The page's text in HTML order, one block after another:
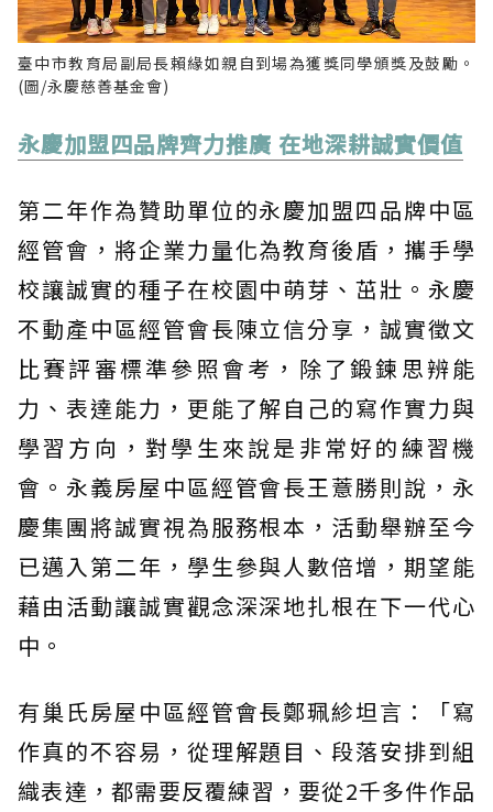
臺中市教育局副局長賴緣如親自到場為獲獎同學頒獎及鼓勵。
(圖/永慶慈善基金會)
永慶加盟四品牌齊力推廣 在地深耕誠實價值
第二年作為贊助單位的永慶加盟四品牌中區
經管會，將企業力量化為教育後盾，攜手學
校讓誠實的種子在校園中萌芽、茁壯。永慶
不動產中區經管會長陳立信分享，誠實徵文
比賽評審標準參照會考，除了鍛鍊思辨能
力、表達能力，更能了解自己的寫作實力與
學習方向，對學生來說是非常好的練習機
會。永義房屋中區經管會長王薏勝則說，永
慶集團將誠實視為服務根本，活動舉辦至今
已邁入第二年，學生參與人數倍增，期望能
藉由活動讓誠實觀念深深地扎根在下一代心
中。
有巢氏房屋中區經管會長鄭珮紾坦言：「寫
作真的不容易，從理解題目、段落安排到組
織表達，都需要反覆練習，要從2千多件作品